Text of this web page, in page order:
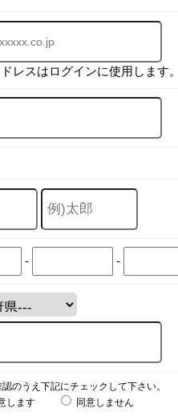
レスはログインに使用します。
- -
のうえ下記にチェックして下さい。
します
同意しません